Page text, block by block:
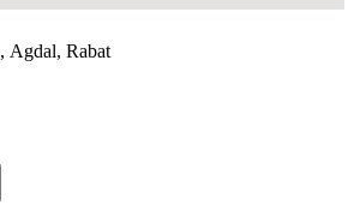
اكدال مدينة الرباط, Agdal, Rabat